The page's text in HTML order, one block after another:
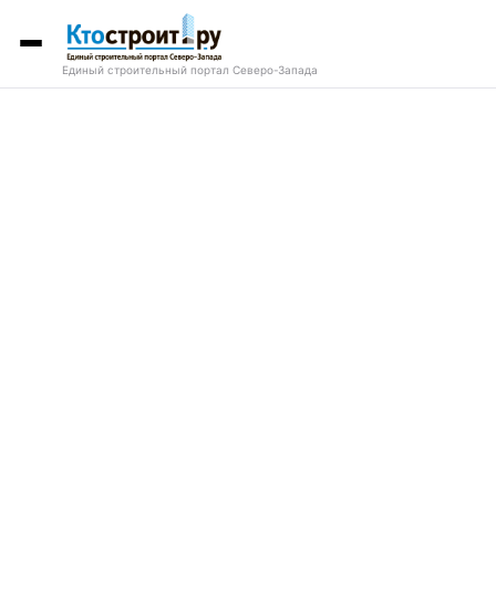
Единый строительный портал Северо-Запада